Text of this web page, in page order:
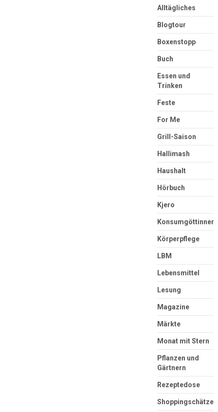
Alltägliches
Blogtour
Boxenstopp
Buch
Essen und
Trinken
Feste
For Me
Grill-Saison
Hallimash
Haushalt
Hörbuch
Kjero
Konsumgöttinnen
Körperpflege
LBM
Lebensmittel
Lesung
Magazine
Märkte
Monat mit Stern
Pflanzen und
Gärtnern
Rezeptedose
Shoppingschätze